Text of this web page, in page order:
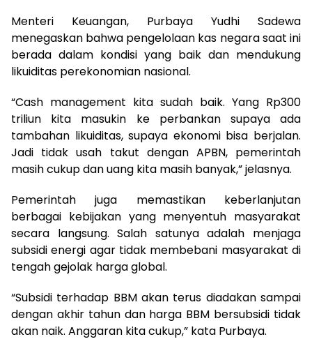
Menteri Keuangan, Purbaya Yudhi Sadewa
menegaskan bahwa pengelolaan kas negara saat ini
berada dalam kondisi yang baik dan mendukung
likuiditas perekonomian nasional.
“Cash management kita sudah baik. Yang Rp300
triliun kita masukin ke perbankan supaya ada
tambahan likuiditas, supaya ekonomi bisa berjalan.
Jadi tidak usah takut dengan APBN, pemerintah
masih cukup dan uang kita masih banyak,” jelasnya.
Pemerintah juga memastikan keberlanjutan
berbagai kebijakan yang menyentuh masyarakat
secara langsung. Salah satunya adalah menjaga
subsidi energi agar tidak membebani masyarakat di
tengah gejolak harga global.
“Subsidi terhadap BBM akan terus diadakan sampai
dengan akhir tahun dan harga BBM bersubsidi tidak
akan naik. Anggaran kita cukup,” kata Purbaya.